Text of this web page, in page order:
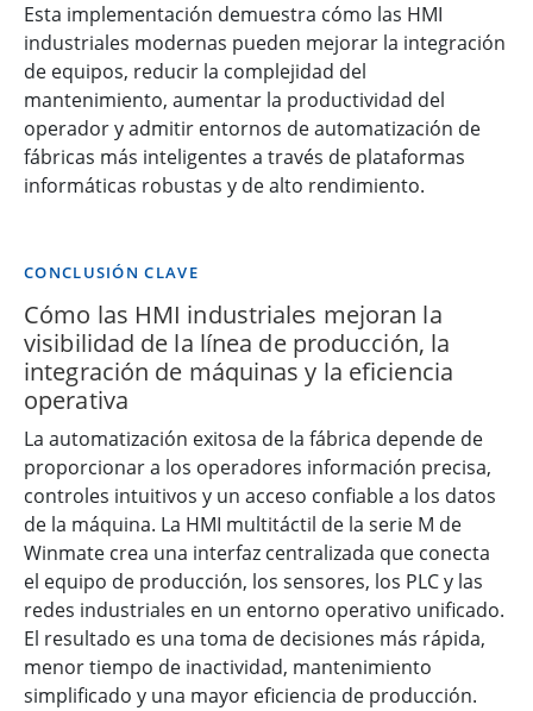
Esta implementación demuestra cómo las HMI
industriales modernas pueden mejorar la integración
de equipos, reducir la complejidad del
mantenimiento, aumentar la productividad del
operador y admitir entornos de automatización de
fábricas más inteligentes a través de plataformas
informáticas robustas y de alto rendimiento.
CONCLUSIÓN CLAVE
Cómo las HMI industriales mejoran la
visibilidad de la línea de producción, la
integración de máquinas y la eficiencia
operativa
La automatización exitosa de la fábrica depende de
proporcionar a los operadores información precisa,
controles intuitivos y un acceso confiable a los datos
de la máquina. La HMI multitáctil de la serie M de
Winmate crea una interfaz centralizada que conecta
el equipo de producción, los sensores, los PLC y las
redes industriales en un entorno operativo unificado.
El resultado es una toma de decisiones más rápida,
menor tiempo de inactividad, mantenimiento
simplificado y una mayor eficiencia de producción.